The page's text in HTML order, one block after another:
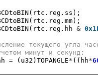
&
текущего угла
минут и секунд:
= (u32)TOPANGLE* ((hh*